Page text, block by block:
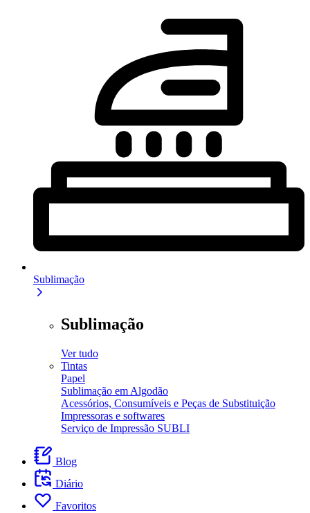
Sublimação
Sublimação
Ver tudo
Tintas
Papel
Sublimação em Algodão
Acessórios, Consumíveis e Peças de Substituição
Impressoras e softwares
Serviço de Impressão SUBLI
Blog
Diário
Favoritos